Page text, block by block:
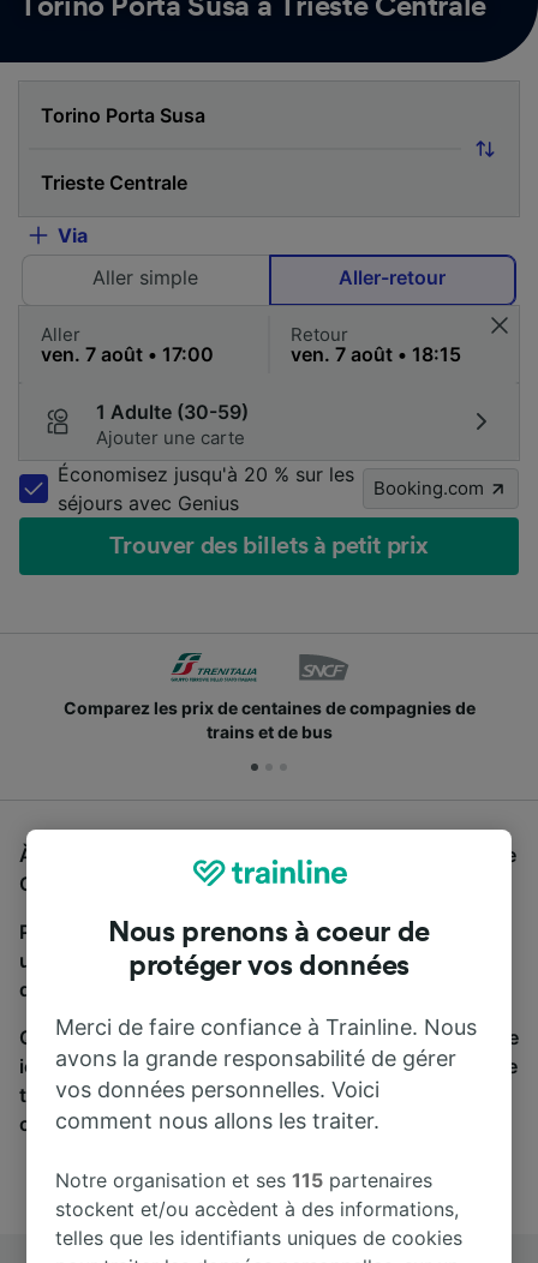
Torino Porta Susa à Trieste Centrale
Via
Aller simple
Aller-retour
Aller Retour
1 Adulte (30-59)
Ajouter une carte
Économisez jusqu'à 20 % sur les
séjours avec Genius
Booking.com
Trouver des billets à petit prix
Comparez les prix de centaines de compagnies de
trains et de bus
À la recherche d'un bus de Torino Porta Susa à Trieste
Centrale, vous êtes au bon endroit.
Pour trouver des billets de bus, lancez simplement
une recherche ci-dessus. Nous comparons les temps
de trajets et les prix des voyages, en train et en bus.
Qu’importe votre destination, votre voyage commence
ici. Nous collaborons avec plus de 170 compagnies de
train et de bus. Consultez et achetez vos billets sur
cette page.
Nous prenons à coeur de
protéger vos données
Merci de faire confiance à Trainline. Nous
avons la grande responsabilité de gérer
vos données personnelles. Voici
comment nous allons les traiter.
Notre organisation et ses115 partenaires
stockent et/ou accèdent à des informations,
telles que les identifiants uniques de cookies